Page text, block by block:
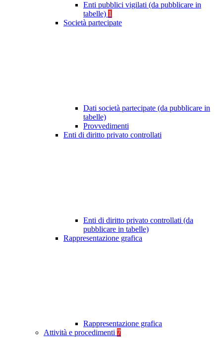
Enti pubblici vigilati (da pubblicare in
tabelle) 1
Società partecipate
Dati società partecipate (da pubblicare in
tabelle)
Provvedimenti
Enti di diritto privato controllati
Enti di diritto privato controllati (da
pubblicare in tabelle)
Rappresentazione grafica
Rappresentazione grafica
Attività e procedimenti 7